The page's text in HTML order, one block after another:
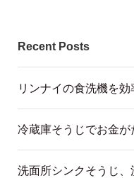
Recent Posts
リンナイの食洗機を
冷蔵庫そうじでお金が
洗面所シンクそうじ、